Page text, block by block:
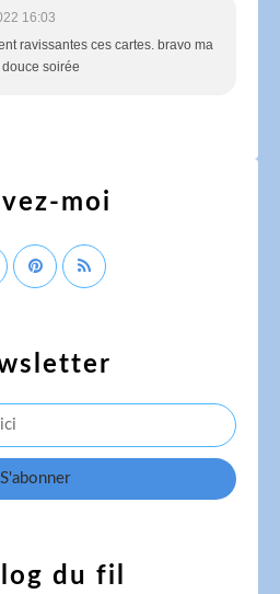
16:03
ravissantes ces cartes. bravo ma
soirée
du fil
moi